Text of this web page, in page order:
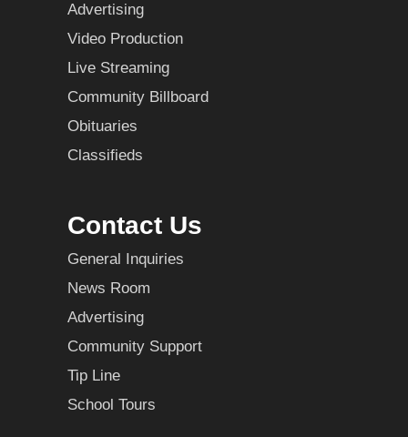
Advertising
Video Production
Live Streaming
Community Billboard
Obituaries
Classifieds
Contact Us
General Inquiries
News Room
Advertising
Community Support
Tip Line
School Tours